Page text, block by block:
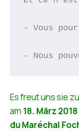
- Vous
- Nous
Es freut uns sie
am 18. März
du Maréchal